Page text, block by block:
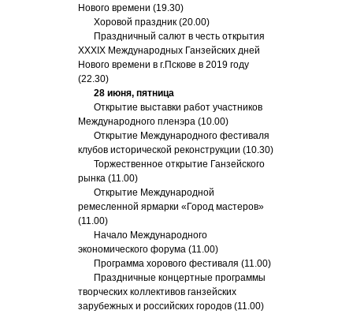
Нового времени (19.30)
Хоровой праздник (20.00)
Праздничный салют в честь открытия
XXXIX Международных Ганзейских дней
Нового времени в г.Пскове в 2019 году
(22.30)
28 июня, пятница
Открытие выставки работ участников
Международного пленэра (10.00)
Открытие Международного фестиваля
клубов исторической реконструкции (10.30)
Торжественное открытие Ганзейского
рынка (11.00)
Открытие Международной
ремесленной ярмарки «Город мастеров»
(11.00)
Начало Международного
экономического форума (11.00)
Программа хорового фестиваля (11.00)
Праздничные концертные программы
творческих коллективов ганзейских
зарубежных и российских городов (11.00)